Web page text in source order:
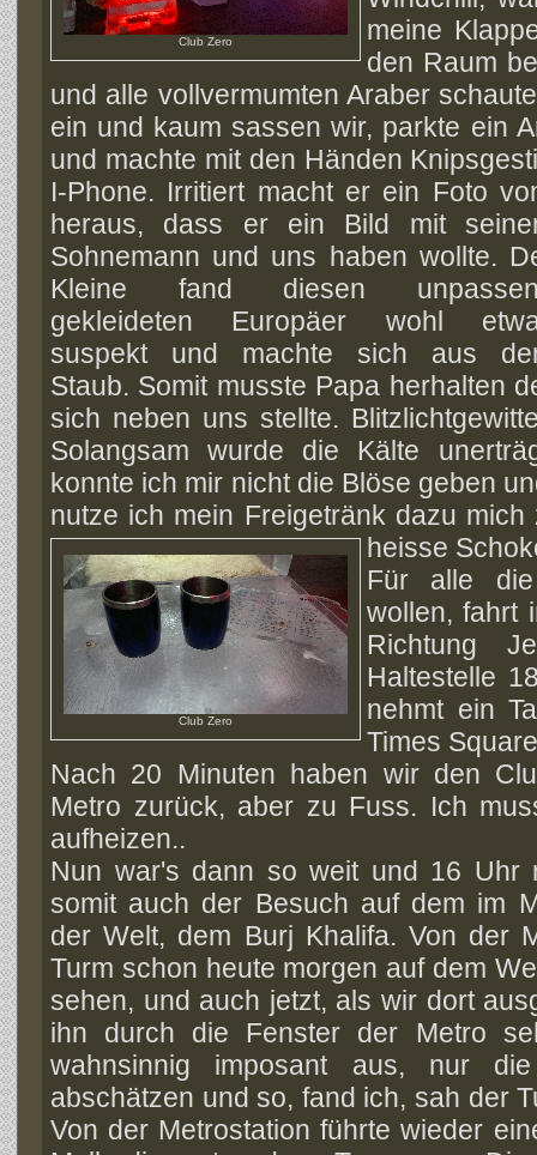
Club Zero
meine
den Raum
und alle vollvermumten Araber
ein und kaum sassen wir, parkte ein
und machte mit den Händen
I-Phone. Irritiert macht er ein Foto
heraus, dass er ein Bild mit
Sohnemann und uns haben wollte.
Kleine fand diesen
gekleideten Europäer wohl
suspekt und machte sich aus
Staub. Somit musste Papa herhalten
sich neben uns stellte.
Solangsam wurde die Kälte
konnte ich mir nicht die Blöse geben
nutze ich mein Freigetränk dazu
heisse
Club Zero
Für alle
wollen, fahrt
Richtung
Haltestelle
nehmt ein
Times
Nach 20 Minuten haben wir den
Metro zurück, aber zu Fuss. Ich
aufheizen..
Nun war's dann so weit und 16 Uhr
somit auch der Besuch auf dem im
der Welt, dem Burj Khalifa. Von der
Turm schon heute morgen auf dem
sehen, und auch jetzt, als wir dort
ihn durch die Fenster der Metro
wahnsinnig imposant aus, nur
abschätzen und so, fand ich, sah der
Von der Metrostation führte wieder